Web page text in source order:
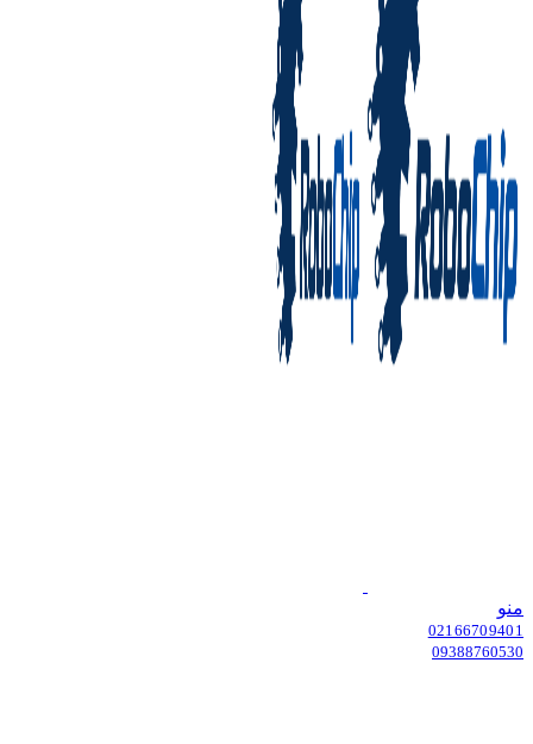
منو
02166709401
09388760530